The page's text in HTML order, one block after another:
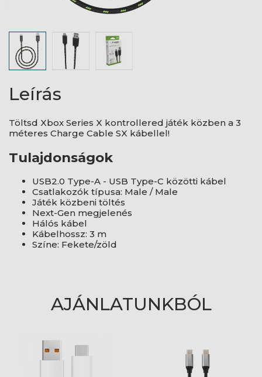
Leírás
Töltsd Xbox Series X kontrollered játék közben a 3
méteres Charge Cable SX kábellel!
Tulajdonságok
USB2.0 Type-A - USB Type-C közötti kábel
Csatlakozók típusa: Male / Male
Játék közbeni töltés
Next-Gen megjelenés
Hálós kábel
Kábelhossz: 3 m
Színe: Fekete/zöld
AJÁNLATUNKBÓL